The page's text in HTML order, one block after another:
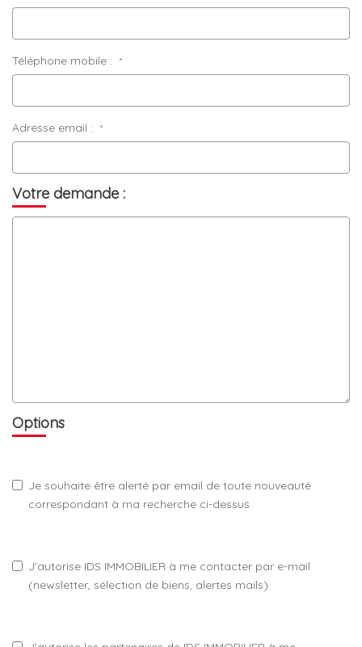
Téléphone mobile : *
Adresse email : *
Votre demande :
Options
Je souhaite être alerté par email de toute nouveauté
correspondant à ma recherche ci-dessus
J'autorise IDS IMMOBILIER à me contacter par e-mail
(newsletter, sélection de biens, alertes mails)